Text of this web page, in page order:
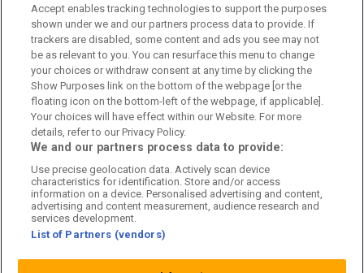
Kundtjänst
Sponsor: Rekatochklart
Annonsera på Fotbolldirekt
Redaktionell policy
Personuppgiftspolicy
Cookiepolicy
Arkiv
Accept enables tracking technologies to support the purposes
shown under we and our partners process data to provide. If
trackers are disabled, some content and ads you see may not
be as relevant to you. You can resurface this menu to change
your choices or withdraw consent at any time by clicking the
Show Purposes link on the bottom of the webpage [or the
floating icon on the bottom-left of the webpage, if applicable].
Your choices will have effect within our Website. For more
details, refer to our Privacy Policy.
We and our partners process data to provide:
Use precise geolocation data. Actively scan device
characteristics for identification. Store and/or access
information on a device. Personalised advertising and content,
advertising and content measurement, audience research and
services development.
List of Partners (vendors)